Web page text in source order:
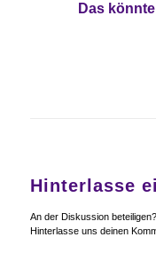
Das
Hinterlasse
An der Diskussion beteiligen?
Hinterlasse uns deinen